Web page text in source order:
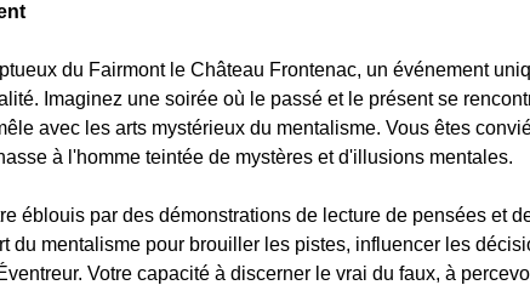
du Fairmont le Château Frontenac, un événement
Imaginez une soirée où le passé et le présent se
avec les arts mystérieux du mentalisme. Vous êtes
à l'homme teintée de mystères et d'illusions mentales.
éblouis par des démonstrations de lecture de pensées et
du mentalisme pour brouiller les pistes, influencer les
Votre capacité à discerner le vrai du faux, à